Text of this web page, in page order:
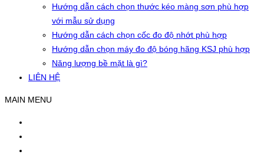
Hướng dẫn cách chọn thước kéo màng sơn phù hợp
với mẫu sử dụng
Hướng dẫn cách chọn cốc đo độ nhớt phù hợp
Hướng dẫn chọn máy đo độ bóng hãng KSJ phù hợp
Năng lượng bề mặt là gì?
LIÊN HỆ
MAIN MENU